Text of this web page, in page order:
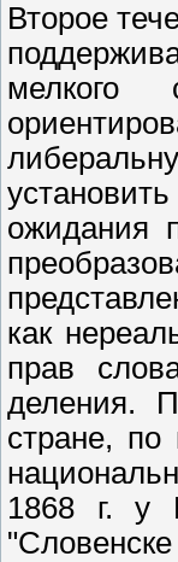
Второе
мелкого
ожидания
как
прав
деления.
стране, по
1868 г. у